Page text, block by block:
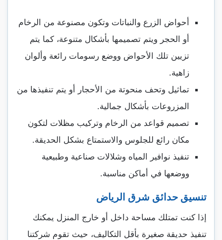
أحواض الزرع والنباتات وتكون مصنوعة من الرخام
أو الحجر ويتم تصميمها بأشكال متنوعة، كما يتم
تزيين تلك الأحواض ووضع رسومات رائعة وألوان
زاهية.
تماثيل وتحف منحوتة من الأحجار أو يتم تنفيذها من
المزروعات بأشكال جمالية.
تصميم قواعد من الرخام وتركيب مظلات لتكون
مكان رائع للجلوس والاستمتاع بشكل الحديقة.
تنفيذ نوافير المياه وشلالات صناعية وطبيعية
ووضعها في أماكن مناسبة.
تنسيق حدائق شرق الرياض
إذا كنت تمتلك مساحة داخل أو خارج المنزل يمكنك
تنفيذ حديقة صغيرة بأقل التكاليف، حيث تقوم شركتنا